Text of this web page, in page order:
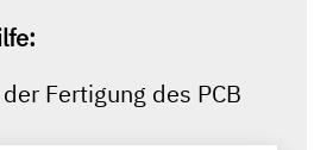
Fertigung des PCB